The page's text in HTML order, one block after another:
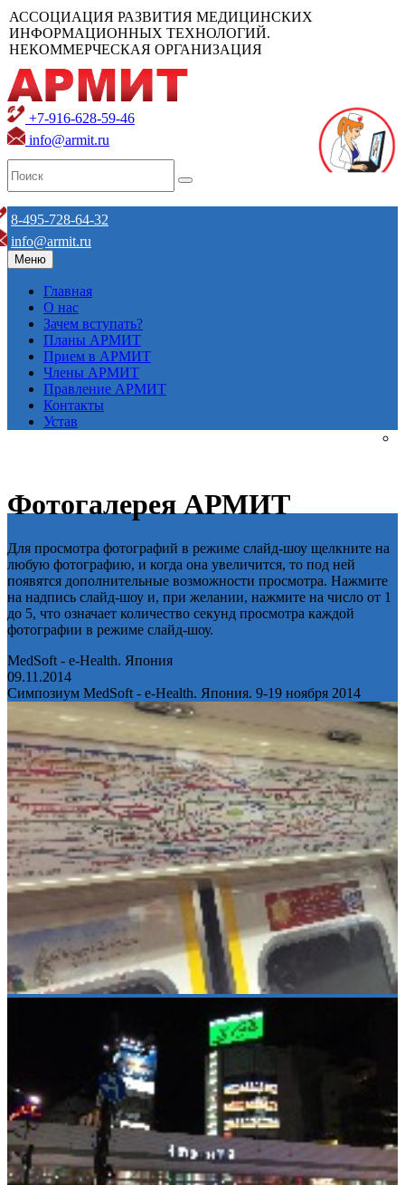
АССОЦИАЦИЯ РАЗВИТИЯ МЕДИЦИНСКИХ
ИНФОРМАЦИОННЫХ ТЕХНОЛОГИЙ.
НЕКОММЕРЧЕСКАЯ ОРГАНИЗАЦИЯ
+7-916-628-59-46
info@armit.ru
8-495-728-64-32
info@armit.ru
Меню
Главная
О нас
Зачем вступать?
Планы АРМИТ
Прием в АРМИТ
Члены АРМИТ
Правление АРМИТ
Контакты
Устав
Фотогалерея АРМИТ
Для просмотра фотографий в режиме слайд-шоу щелкните на
любую фотографию, и когда она увеличится, то под ней
появятся дополнительные возможности просмотра. Нажмите
на надпись слайд-шоу и, при желании, нажмите на число от 1
до 5, что означает количество секунд просмотра каждой
фотографии в режиме слайд-шоу.
MedSoft - e-Health. Япония
09.11.2014
Симпозиум MedSoft - e-Health. Япония. 9-19 ноября 2014